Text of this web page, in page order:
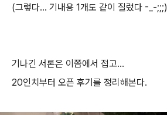
(그렇다... 기내용 1개도 같이 질렀다 -_-;;;)
기나긴 서론은 이쯤에서 접고...
20인치부터 오픈 후기를 정리해본다.